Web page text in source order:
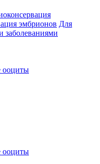
эмбрионов Для
заболеваниями
ооциты
ооциты